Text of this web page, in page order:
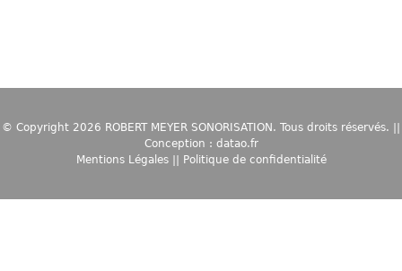
© Copyright 2026 ROBERT MEYER SONORISATION. Tous droits réservés. ||
Conception : datao.fr
Mentions Légales|| Politique de confidentialité